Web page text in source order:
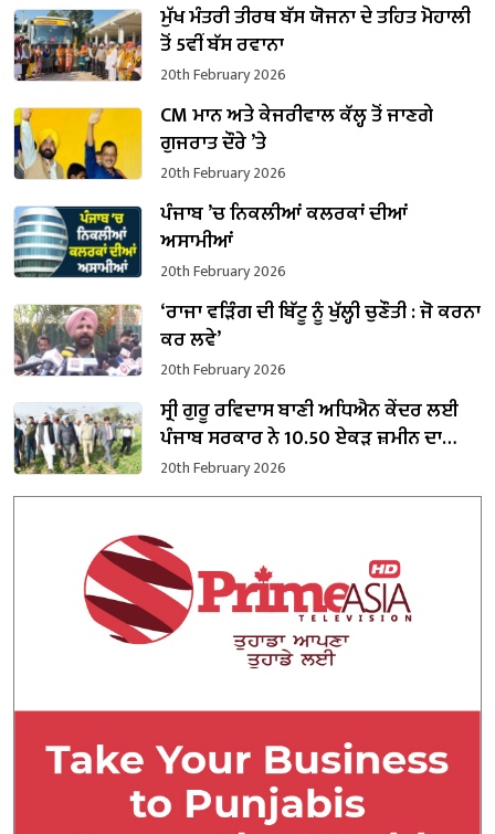
ਮੁੱਖ ਮੰਤਰੀ ਤੀਰਥ ਬੱਸ ਯੋਜਨਾ ਦੇ ਤਹਿਤ ਮੋਹਾਲੀ
ਤੋਂ 5ਵੀਂ ਬੱਸ ਰਵਾਨਾ
20th February 2026
CM ਮਾਨ ਅਤੇ ਕੇਜਰੀਵਾਲ ਕੱਲ੍ਹ ਤੋਂ ਜਾਣਗੇ
ਗੁਜਰਾਤ ਦੌਰੇ ’ਤੇ
20th February 2026
ਪੰਜਾਬ ’ਚ ਨਿਕਲੀਆਂ ਕਲਰਕਾਂ ਦੀਆਂ
ਅਸਾਮੀਆਂ
20th February 2026
‘ਰਾਜਾ ਵੜਿੰਗ ਦੀ ਬਿੱਟੂ ਨੂੰ ਖੁੱਲ੍ਹੀ ਚੁਣੌਤੀ : ਜੋ ਕਰਨਾ
ਕਰ ਲਵੇ’
20th February 2026
ਸ੍ਰੀ ਗੁਰੂ ਰਵਿਦਾਸ ਬਾਣੀ ਅਧਿਐਨ ਕੇਂਦਰ ਲਈ
ਪੰਜਾਬ ਸਰਕਾਰ ਨੇ 10.50 ਏਕੜ ਜ਼ਮੀਨ ਦਾ
ਕਬਜ਼ਾ ਲਿਆ
20th February 2026